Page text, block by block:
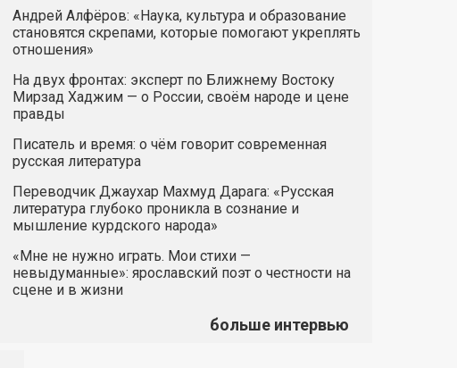
Андрей Алфёров: «Наука, культура и образование
становятся скрепами, которые помогают укреплять
отношения»
На двух фронтах: эксперт по Ближнему Востоку
Мирзад Хаджим — о России, своём народе и цене
правды
Писатель и время: о чём говорит современная
русская литература
Переводчик Джаухар Махмуд Дарага: «Русская
литература глубоко проникла в сознание и
мышление курдского народа»
«Мне не нужно играть. Мои стихи —
невыдуманные»: ярославский поэт о честности на
сцене и в жизни
больше интервью